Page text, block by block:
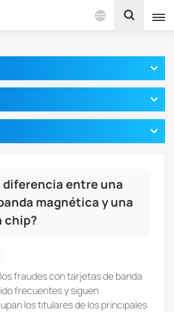
Español
بالعربية
diferencia entre una
magnética y una
chip?
fraudes con tarjetas de banda
frecuentes y siguen
los titulares de los principales